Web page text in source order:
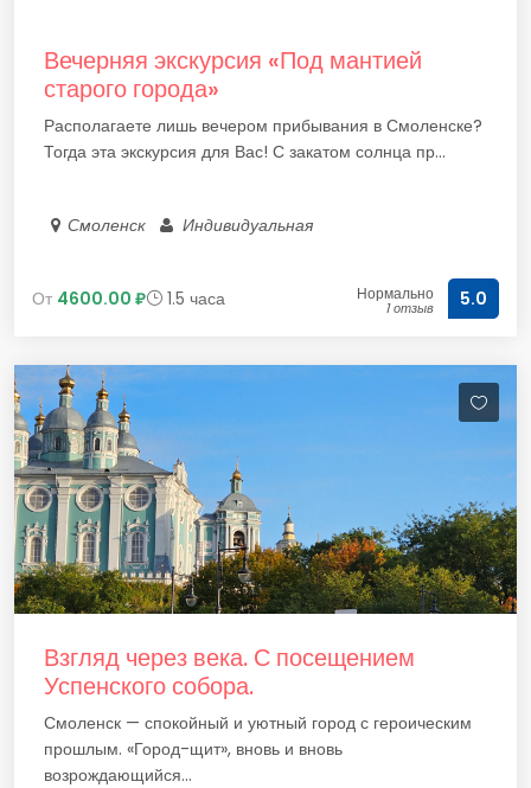
Вечерняя экскурсия «Под мантией
старого города»
Располагаете лишь вечером прибывания в Смоленске?
Тогда эта экскурсия для Вас! С закатом солнца пр...
Смоленск Индивидуальная
От 4600.00 ₽ 1.5 часа Нормально
1 отзыв 5.0
Взгляд через века. С посещением
Успенского собора.
Смоленск — спокойный и уютный город с героическим
прошлым. «Город-щит», вновь и вновь
возрождающийся...